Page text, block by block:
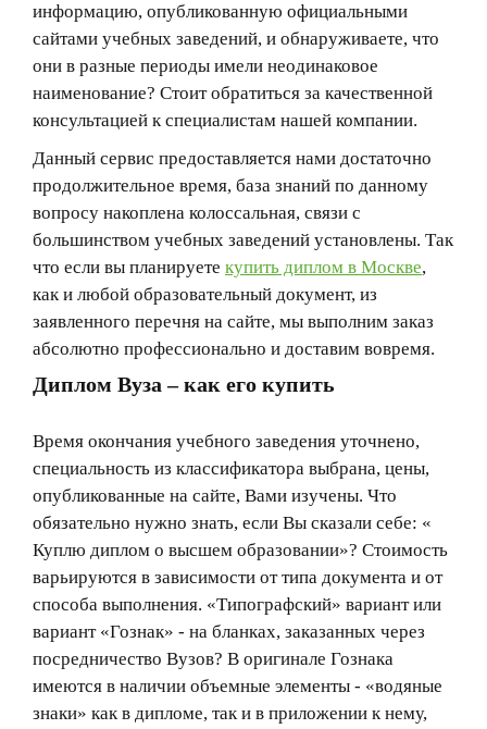
информацию, опубликованную официальными
сайтами учебных заведений, и обнаруживаете, что
они в разные периоды имели неодинаковое
наименование? Стоит обратиться за качественной
консультацией к специалистам нашей компании.
Данный сервис предоставляется нами достаточно
продолжительное время, база знаний по данному
вопросу накоплена колоссальная, связи с
большинством учебных заведений установлены. Так
что если вы планируете купить диплом в Москве,
как и любой образовательный документ, из
заявленного перечня на сайте, мы выполним заказ
абсолютно профессионально и доставим вовремя.
Диплом Вуза – как его купить
Время окончания учебного заведения уточнено,
специальность из классификатора выбрана, цены,
опубликованные на сайте, Вами изучены. Что
обязательно нужно знать, если Вы сказали себе: «
Куплю диплом о высшем образовании»? Стоимость
варьируются в зависимости от типа документа и от
способа выполнения. «Типографский» вариант или
вариант «Гознак» - на бланках, заказанных через
посредничество Вузов? В оригинале Гознака
имеются в наличии объемные элементы - «водяные
знаки» как в дипломе, так и в приложении к нему,